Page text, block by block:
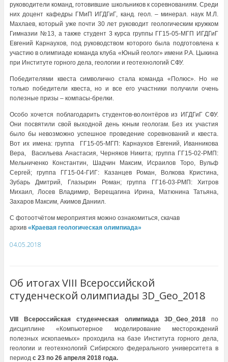
руководители команд, готовившие школьников к соревнованиям. Среди
них доцент кафедры ГМиП ИГДГиГ, канд. геол. – минерал. наук М.Л.
Махлаев, который уже почти 30 лет руководит геологическим кружком
Гимназии №13, а также студент 3 курса группы ГГ15-05-МГП ИГДГиГ
Евгений Карнаухов, под руководством которого была подготовлена к
участию в олимпиаде команда клуба «Юный геолог» имени Р.А. Цыкина
при Институте горного дела, геологии и геотехнологий СФУ.
Победителями квеста символично стала команда «Полюс». Но не
только победители квеста, но и все его участники получили очень
полезные призы – компасы-брелки.
Особо хочется поблагодарить студентов-волонтёров из ИГДГиГ СФУ.
Они посвятили свой выходной день юным геологам. Без их участия
было бы невозможно успешное проведение соревнований и квеста.
Вот их имена: группа ГГ15-05-МГП: Карнаухов Евгений, Иванникова
Вера, Васильева Анастасия, Черняков Никита; группа ГГ15-02-РМП:
Мельниченко Константин, Шадчин Максим, Исраилов Торо, Вульф
Сергей; группа ГГ15-04-ГИГ: Казанцев Роман, Волкова Кристина,
Зубарь Дмитрий, Глазырин Роман; группа ГГ16-03-РМП: Хитров
Михаил, Лосев Владимир, Верещагина Ирина, Матюнина Татьяна,
Захаров Максим, Акимов Даниил.
С фотоотчётом мероприятия можно ознакомиться, скачав
архив «Краевая геологическая олимпиада»
04.05.2018
Об итогах VIII Всероссийской
студенческой олимпиады 3D_Geo_2018
VIII Всероссийская студенческая олимпиада 3D_ Geo_2018по
дисциплине «Компьютерное моделирование месторождений
полезных ископаемых» проходила на базе Института горного дела,
геологии и геотехнологий Сибирского федерального университета в
период с 23 по 26 апреля 2018 года.